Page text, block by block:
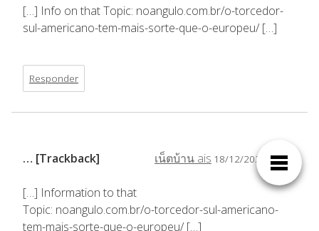
[…] Info on that Topic: noangulo.com.br/o-torcedor-
sul-americano-tem-mais-sorte-que-o-europeu/ […]
Responder
เน็ตบ้าน ais 18/12/2025,22:43
… [Trackback]
[…] Information to that
Topic: noangulo.com.br/o-torcedor-sul-americano-
tem-mais-sorte-que-o-europeu/ […]